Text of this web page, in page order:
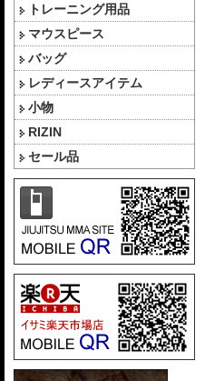
トレーニング用品
マウスピース
バッグ
レディースアイテム
小物
RIZIN
セール品